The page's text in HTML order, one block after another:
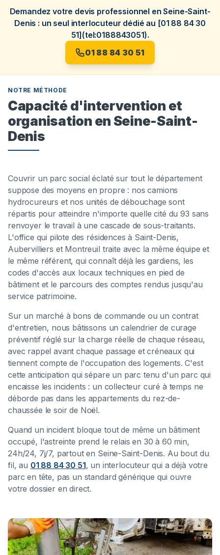
Demandez votre devis professionnel en Seine-Saint-
Denis : un seul interlocuteur dédié au [01 88 84 30
51](tel:0188843051).
01 88 84 30 51
NOTRE MÉTHODE
Capacité d'intervention et
organisation en Seine-Saint-
Denis
Couvrir un parc social éclaté sur tout le département
suppose des moyens en propre : nos camions
hydrocureurs et nos unités de débouchage sont
répartis pour atteindre n'importe quelle cité du 93 sans
renvoyer le travail à une cascade de sous-traitants.
L'office qui pilote des résidences à Saint-Denis,
Aubervilliers et Montreuil traite avec la même équipe et
le même référent, qui connaît déjà les gardiens, les
codes d'accès aux locaux techniques en pied de
bâtiment et le parcours des comptes rendus jusqu'au
service patrimoine.
Sur un marché à bons de commande ou un contrat
d'entretien, nous bâtissons un calendrier de curage
préventif réglé sur la charge réelle de chaque réseau,
avec rappel avant chaque passage et créneaux qui
tiennent compte de l'occupation des logements. C'est
cette anticipation qui sépare un parc tenu d'un parc qui
encaisse les incidents : un collecteur curé à temps ne
déborde pas dans les appartements du rez-de-
chaussée le soir de Noël.
Quand un incident bloque tout de même un bâtiment
occupé, l'astreinte prend le relais en 30 à 60 min,
24h/24, 7j/7, partout en Seine-Saint-Denis. Au bout du
fil, au 01 88 84 30 51, un interlocuteur qui a déjà votre
parc en tête, pas un standard générique qui ouvre
votre dossier en direct.